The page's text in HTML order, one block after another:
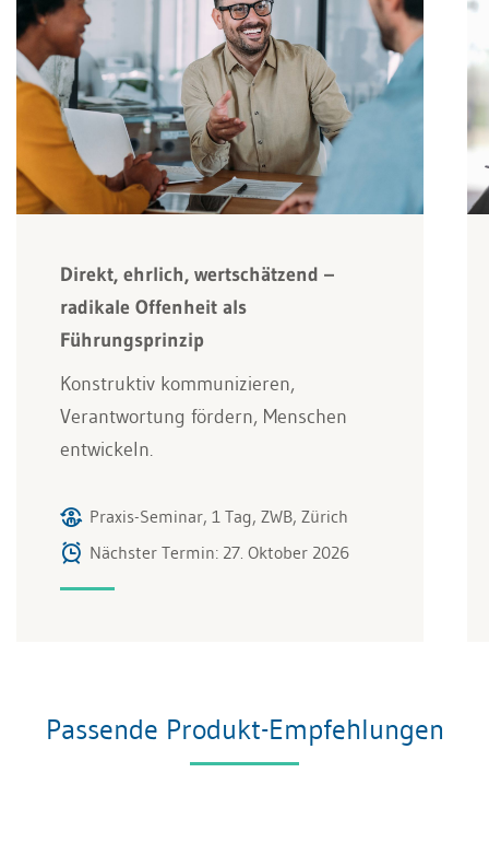
Direkt, ehrlich, wertschätzend –
radikale Offenheit als
Führungsprinzip
Konstruktiv kommunizieren,
Verantwortung fördern, Menschen
entwickeln.
Praxis-Seminar, 1 Tag, ZWB, Zürich
Nächster Termin: 27. Oktober 2026
Passende Produkt-Empfehlungen